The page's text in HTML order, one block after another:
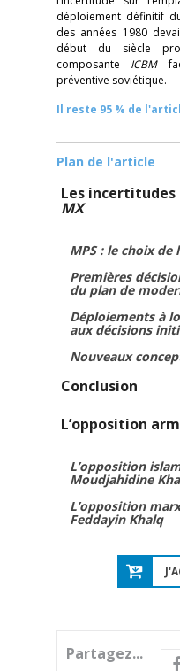
déploiement définitif
des années 1980
début du siècle
composante ICBM
préventive soviétique.
Il reste 95 % de
Plan de l'article
Les
MX
MPS : le choix
Premières
du plan de
Déploiements à
aux décisions
Nouveaux
Conclusion
L’opposition
L’opposition
Moudjahidine
L’opposition
Feddayin Khalq
Partagez...